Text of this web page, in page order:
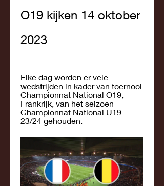
O19 kijken 14 oktober
2023
Elke dag worden er vele
wedstrijden in kader van toernooi
Championnat National O19,
Frankrijk, van het seizoen
Championnat National U19
23/24 gehouden.